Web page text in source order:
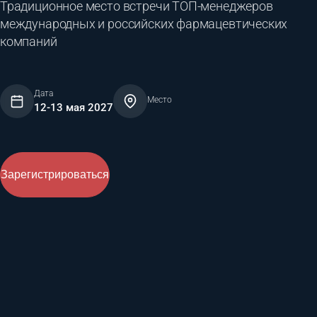
Традиционное место встречи ТОП-менеджеров
международных и российских фармацевтических
компаний
Дата
12-13 мая 2027
Место
Зарегистрироваться